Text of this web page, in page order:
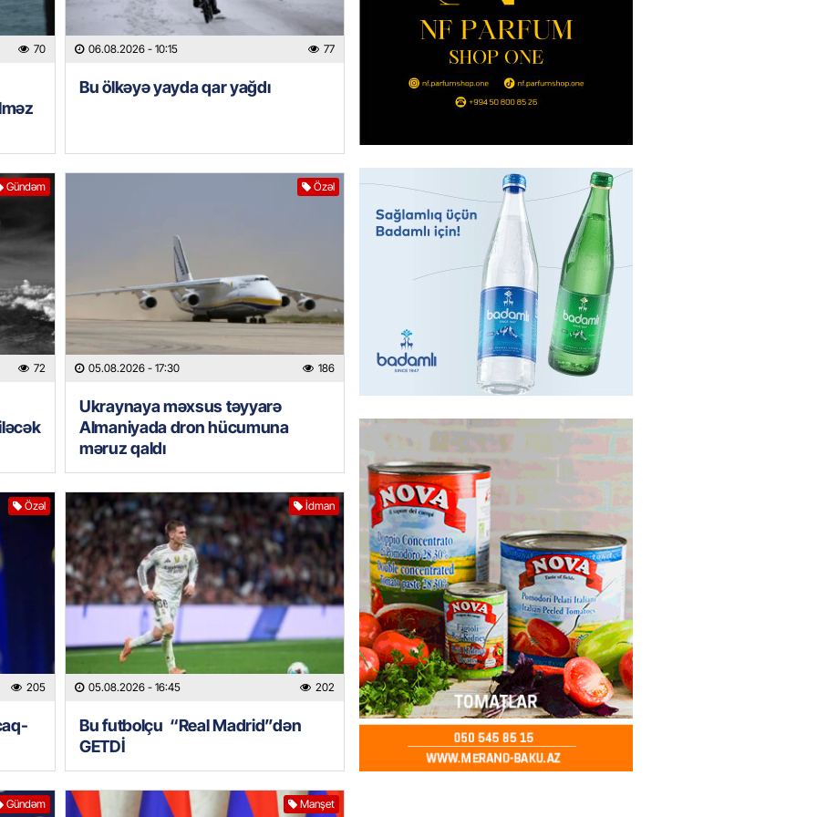
70 06.08.2026 - 10:15 77
Bu ölkəyə yayda qar yağdı
Gündəm
72
Özəl
05.08.2026 - 17:30 186
Ukraynaya məxsus təyyarə
Almaniyada dron hücumuna
məruz qaldı
Özəl
205
İdman
05.08.2026 - 16:45 202
Bu futbolçu “Real Madrid”dən
GETDİ
Gündəm Manşet
Kapital Bank-ın istiqrazlarına tələbat
buraxılış həcmini üç dəfəyə yaxın
05.08.2026- 16:59
05.08.2026 202
DÜNYA
Türkiyə HHQ-nin ilk qadın generalı oldu
05.08.2026 203
Metroya və universitetlərə yaxın ev
axtaranların diqqətinə: Kirayə
bazarında son vəziyyət
GÜNDƏM
Türkiyə və Suriyanın xarici işlər
nazirləri görüşəcək
05.08.2026- 16:00
MANŞET
Paşinyan ondan narazıdır
05.08.2026- 15:45 158
HADISƏ
Qəbiristanlıqda İNSİDENT: mollanı
söydü, həbs olundu
- 15:30
BANNER